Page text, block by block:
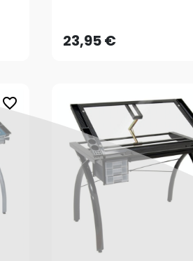
23,95 €AJOUTER AU PANIER
favorite_border